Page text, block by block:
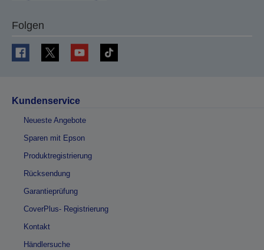
Folgen
Kundenservice
Neueste Angebote
Sparen mit Epson
Produktregistrierung
Rücksendung
Garantieprüfung
CoverPlus- Registrierung
Kontakt
Händlersuche